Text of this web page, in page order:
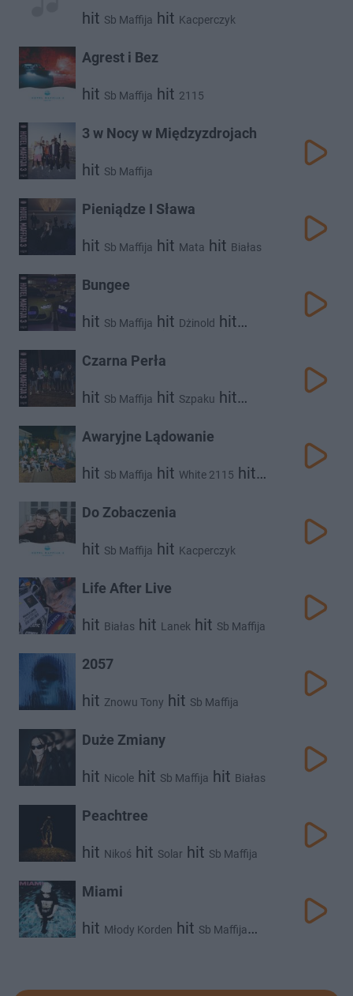
hit Sb Maffija hit Kacperczyk
Agrest i Bez
hit Sb Maffija hit 2115
3 w Nocy w Międzyzdrojach
hit Sb Maffija
Pieniądze I Sława
hit Sb Maffija hit Mata hit Białas
Bungee
hit Sb Maffija hit Dżinold hit
Janusz Walczuk
Czarna Perła
hit Sb Maffija hit Szpaku hit
Po Prostu Kajtek hit White 2115
Awaryjne Lądowanie
hit Sb Maffija hit White 2115 hit
Do Zobaczenia
hit Sb Maffija hit Kacperczyk
Life After Live
hit Białas hit Lanek hit Sb Maffija
2057
hit Znowu Tony hit Sb Maffija
Duże Zmiany
hit Nicole hit Sb Maffija hit Białas
Peachtree
hit Nikoś hit Solar hit Sb Maffija
Miami
hit Młody Korden hit Sb Maffija